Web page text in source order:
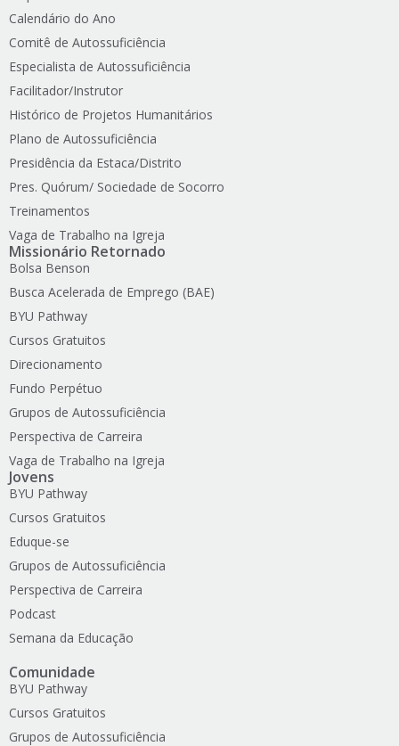
Calendário do Ano
Comitê de Autossuficiência
Especialista de Autossuficiência
Facilitador/Instrutor
Histórico de Projetos Humanitários
Plano de Autossuficiência
Presidência da Estaca/Distrito
Pres. Quórum/ Sociedade de Socorro
Treinamentos
Vaga de Trabalho na Igreja
Missionário Retornado
Bolsa Benson
Busca Acelerada de Emprego (BAE)
BYU Pathway
Cursos Gratuitos
Direcionamento
Fundo Perpétuo
Grupos de Autossuficiência
Perspectiva de Carreira
Vaga de Trabalho na Igreja
Jovens
BYU Pathway
Cursos Gratuitos
Eduque-se
Grupos de Autossuficiência
Perspectiva de Carreira
Podcast
Semana da Educação
Comunidade
BYU Pathway
Cursos Gratuitos
Grupos de Autossuficiência